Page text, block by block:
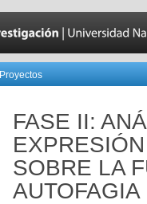
Proyectos
FASE II:
SOBRE LA